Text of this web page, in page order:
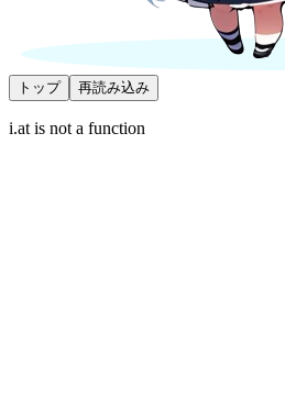
トップ 再読み込み
i.at is not a function